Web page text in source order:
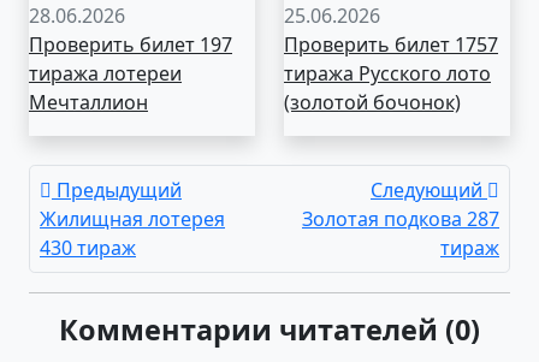
28.06.2026
Проверить билет 197
тиража лотереи
Мечталлион
25.06.2026
Проверить билет 1757
тиража Русского лото
(золотой бочонок)
Предыдущий
Жилищная лотерея
430 тираж
Следующий
Золотая подкова 287
тираж
Комментарии читателей (0)